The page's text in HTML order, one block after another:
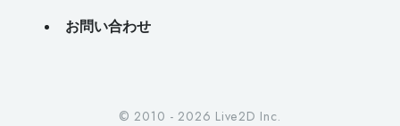
お問い合わせ
© 2010 - 2026 Live2D Inc.